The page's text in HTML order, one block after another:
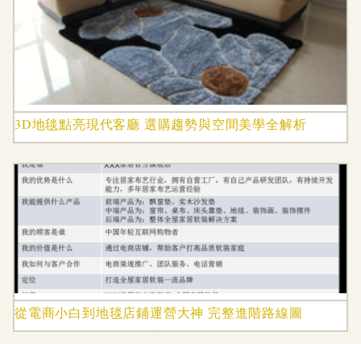
3D地毯點亮現代客廳 選購趨勢與空間美學全解析
從電商小白到地毯店鋪運營大神 完整進階路線圖